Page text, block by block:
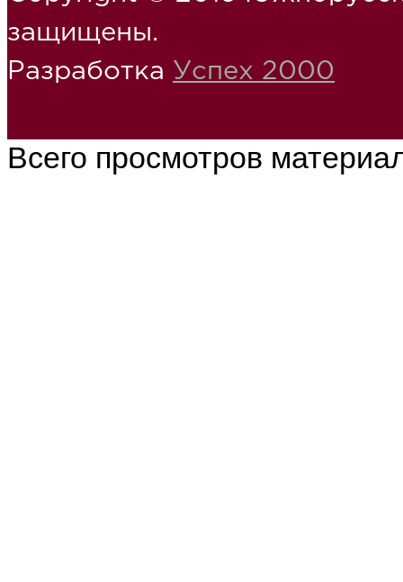
защищены.
Разработка Успех 2000
Всего просмотров